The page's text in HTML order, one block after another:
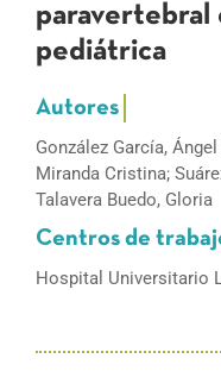
paravertebral
pediátrica
González García,
Miranda Cristina;
Talavera Buedo, Gloria
Hospital Universitario